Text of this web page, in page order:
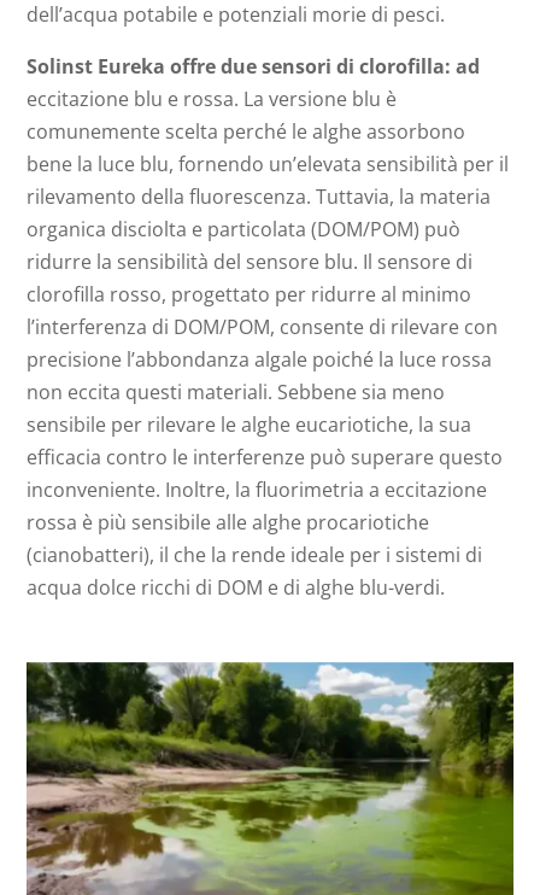
dell’acqua potabile e potenziali morie di pesci.
Solinst Eureka offre due sensori di clorofilla: ad
eccitazione blu e rossa. La versione blu è
comunemente scelta perché le alghe assorbono
bene la luce blu, fornendo un’elevata sensibilità per il
rilevamento della fluorescenza. Tuttavia, la materia
organica disciolta e particolata (DOM/POM) può
ridurre la sensibilità del sensore blu. Il sensore di
clorofilla rosso, progettato per ridurre al minimo
l’interferenza di DOM/POM, consente di rilevare con
precisione l’abbondanza algale poiché la luce rossa
non eccita questi materiali. Sebbene sia meno
sensibile per rilevare le alghe eucariotiche, la sua
efficacia contro le interferenze può superare questo
inconveniente. Inoltre, la fluorimetria a eccitazione
rossa è più sensibile alle alghe procariotiche
(cianobatteri), il che la rende ideale per i sistemi di
acqua dolce ricchi di DOM e di alghe blu-verdi.